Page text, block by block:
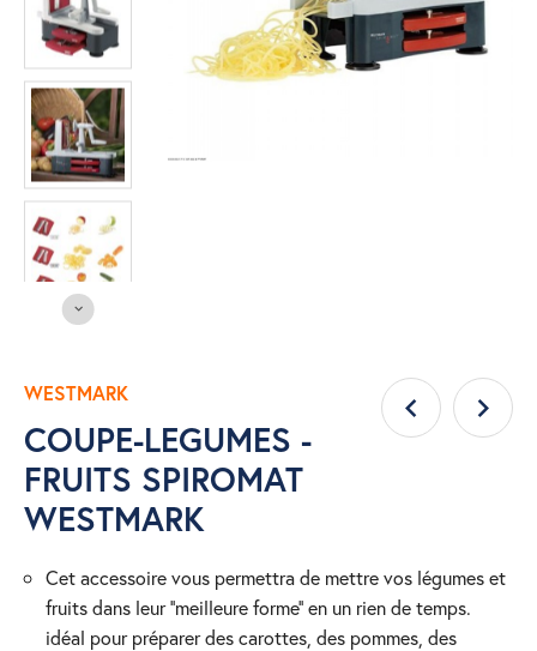
WESTMARK
COUPE-LEGUMES -
FRUITS SPIROMAT
WESTMARK
cet accessoire vous permettra de mettre vos légumes et
fruits dans leur ‘’meilleure forme’’ en un rien de temps.
idéal pour préparer des carottes, des pommes, des